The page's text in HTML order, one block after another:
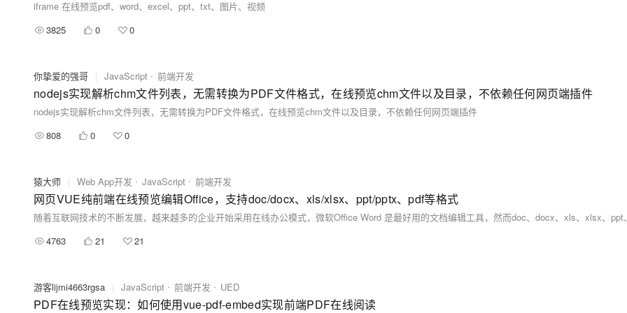
iframe 在线预览pdf、word、excel、ppt、txt、图片、视频
3825
0 0
你挚爱的强哥 | JavaScript 前端开发
nodejs实现解析chm文件列表，无需转换为PDF文件格式，在线预览chm文件以及目录，不依赖任何网页端插件
nodejs实现解析chm文件列表，无需转换为PDF文件格式，在线预览chm文件以及目录，不依赖任何网页端插件
808
0 0
猿大师 | Web App开发 JavaScript 前端开发
网页VUE纯前端在线预览编辑Office，支持doc/docx、xls/xlsx、ppt/pptx、pdf等格式
4763
21 21
游客lijmi4663rgsa | JavaScript 前端开发 UED
PDF在线预览实现：如何使用vue-pdf-embed实现前端PDF在线阅读